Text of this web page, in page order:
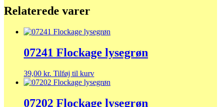
Relaterede varer
07241 Flockage lysegrøn
39,00 kr. Tilføj til kurv
07202 Flockage lysegrøn